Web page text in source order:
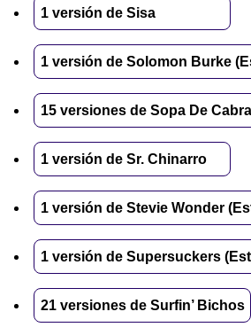
1 versión de Sisa
1 versión de Solomon Burke
15 versiones de Sopa De Cabra
1 versión de Sr. Chinarro
1 versión de Stevie Wonder
1 versión de Supersuckers
21 versiones de Surfin’ Bichos